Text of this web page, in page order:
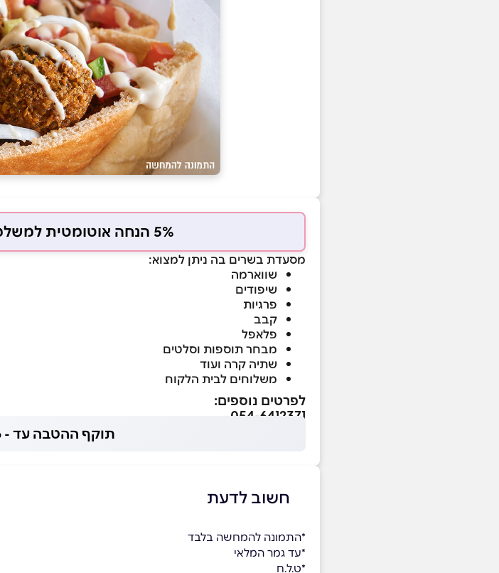
5% הנחה אוטומטית למשלמים בכרטיס המועדון
מסעדת בשרים בה ניתן למצוא:
שווארמה
שיפודים
פרגיות
קבב
פלאפל
מבחר תוספות וסלטים
שתיה קרה ועוד
משלוחים לבית הלקוח
לפרטים נוספים:
054-6412371
תוקף ההטבה עד - 07.09.2026
חשוב לדעת
*התמונה להמחשה בלבד
*עד גמר המלאי
*ט.ל.ח